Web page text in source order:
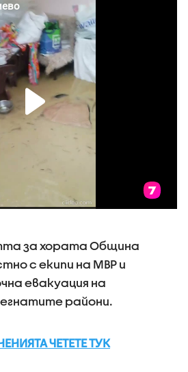
за хората Община
с екипи на МВР и
евакуация на
райони.
ЧЕТЕТЕ ТУК